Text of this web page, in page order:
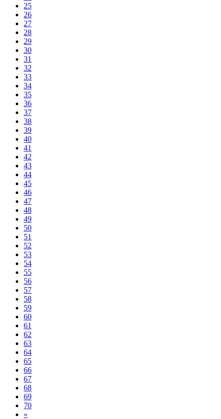
25
26
27
28
29
30
31
32
33
34
35
36
37
38
39
40
41
42
43
44
45
46
47
48
49
50
51
52
53
54
55
56
57
58
59
60
61
62
63
64
65
66
67
68
69
70
»